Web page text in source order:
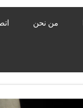
من نحن